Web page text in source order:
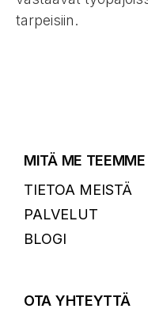
tarpeisiin.
MITÄ ME TEEMME
TIETOA MEISTÄ
PALVELUT
BLOGI
OTA YHTEYTTÄ